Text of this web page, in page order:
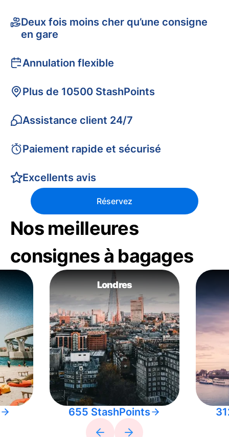
Deux fois moins cher qu’une consigne
en gare
Annulation flexible
Plus de 10500 StashPoints
Assistance client 24/7
Paiement rapide et sécurisé
Excellents avis
Réservez
Nos meilleures
consignes à bagages
Londres
655 StashPoints